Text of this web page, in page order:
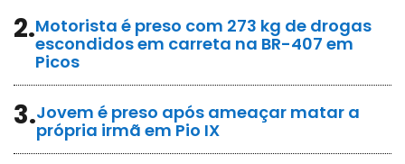
2.Motorista é preso com 273 kg de drogas
escondidos em carreta na BR-407 em
Picos
3.Jovem é preso após ameaçar matar a
própria irmã em Pio IX